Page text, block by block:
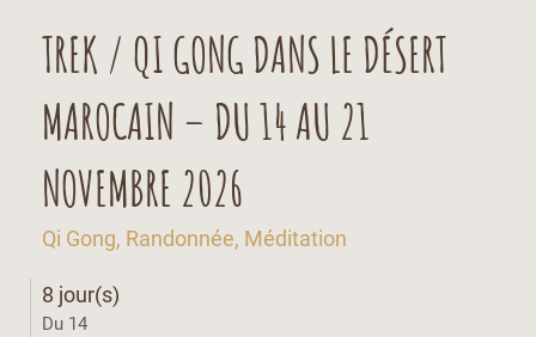
TREK / QI GONG DANS LE DÉSERT
MAROCAIN – DU 14 AU 21
NOVEMBRE 2026
Qi Gong, Randonnée, Méditation
8 jour(s)
Du 14